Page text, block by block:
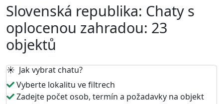
Slovenská republika: Chaty s
oplocenou zahradou: 23
objektů
☀️ Jak vybrat chatu?
Vyberte lokalitu ve filtrech
Zadejte počet osob, termín a požadavky na objekt